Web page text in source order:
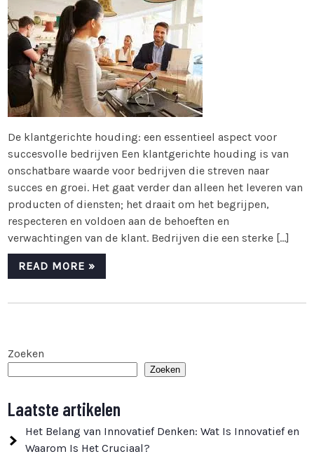
De klantgerichte houding: een essentieel aspect voor
succesvolle bedrijven Een klantgerichte houding is van
onschatbare waarde voor bedrijven die streven naar
succes en groei. Het gaat verder dan alleen het leveren van
producten of diensten; het draait om het begrijpen,
respecteren en voldoen aan de behoeften en
verwachtingen van de klant. Bedrijven die een sterke […]
READ MORE »
Zoeken
Zoeken
Laatste artikelen
Het Belang van Innovatief Denken: Wat Is Innovatief en
Waarom Is Het Cruciaal?